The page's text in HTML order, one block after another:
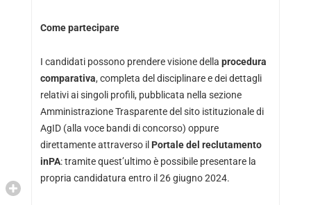
Come partecipare
I candidati possono prendere visione della procedura
comparativa, completa del disciplinare e dei dettagli
relativi ai singoli profili, pubblicata nella sezione
Amministrazione Trasparente del sito istituzionale di
AgID (alla voce bandi di concorso) oppure
direttamente attraverso il Portale del reclutamento
inPA: tramite quest’ultimo è possibile presentare la
propria candidatura entro il 26 giugno 2024.